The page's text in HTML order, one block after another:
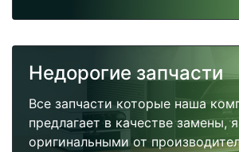
Недорогие запчасти
Все запчасти которые наша
предлагает в качестве замены,
оригинальными от